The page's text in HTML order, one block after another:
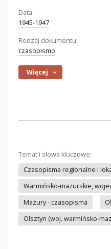
Data:
1945-1947
Rodzaj dokumentu:
czasopismo
Więcej
Temat i słowa kluczowe:
Czasopisma regionalne i
Warmińsko-mazurskie,
Mazury - czasopisma
Olsztyn (woj. warmińsko-